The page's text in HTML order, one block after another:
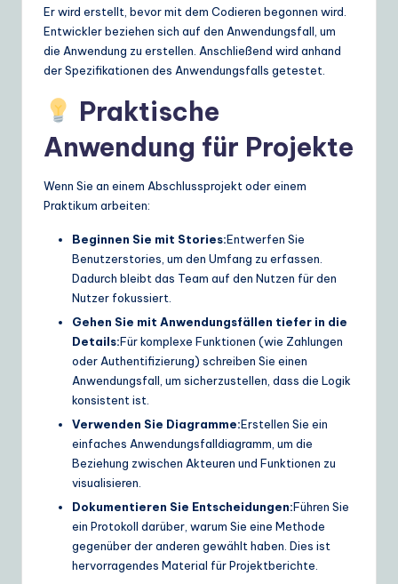
Er wird erstellt, bevor mit dem Codieren begonnen wird.
Entwickler beziehen sich auf den Anwendungsfall, um
die Anwendung zu erstellen. Anschließend wird anhand
der Spezifikationen des Anwendungsfalls getestet.
Praktische
Anwendung für Projekte
Wenn Sie an einem Abschlussprojekt oder einem
Praktikum arbeiten:
Beginnen Sie mit Stories:Entwerfen Sie
Benutzerstories, um den Umfang zu erfassen.
Dadurch bleibt das Team auf den Nutzen für den
Nutzer fokussiert.
Gehen Sie mit Anwendungsfällen tiefer in die
Details:Für komplexe Funktionen (wie Zahlungen
oder Authentifizierung) schreiben Sie einen
Anwendungsfall, um sicherzustellen, dass die Logik
konsistent ist.
Verwenden Sie Diagramme:Erstellen Sie ein
einfaches Anwendungsfalldiagramm, um die
Beziehung zwischen Akteuren und Funktionen zu
visualisieren.
Dokumentieren Sie Entscheidungen:Führen Sie
ein Protokoll darüber, warum Sie eine Methode
gegenüber der anderen gewählt haben. Dies ist
hervorragendes Material für Projektberichte.